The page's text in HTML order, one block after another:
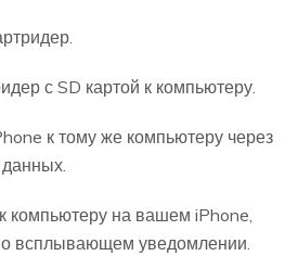
с SD картой к компьютеру.
к тому же компьютеру через
компьютеру на вашем iPhone,
всплывающем уведомлении.